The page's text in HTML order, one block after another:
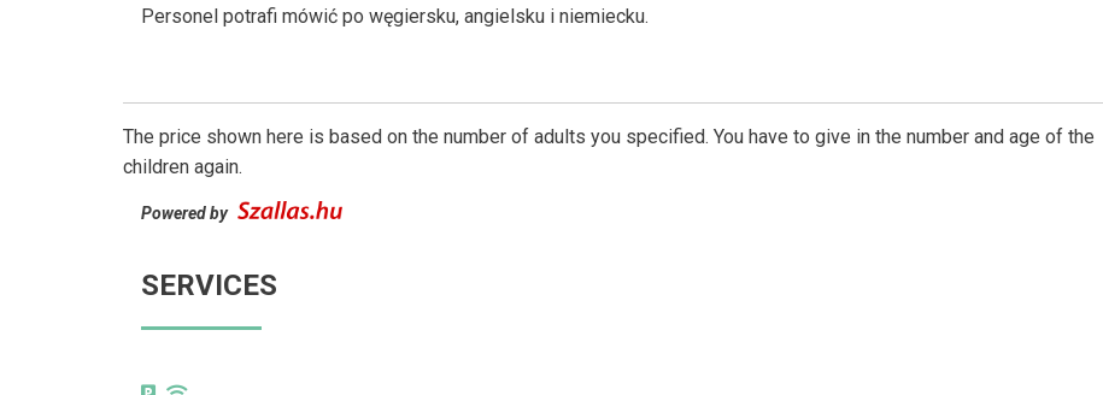
Personel potrafi mówić po węgiersku, angielsku i niemiecku.
The price shown here is based on the number of adults you specified. You have to give in the number and age of the
children again.
Powered by
SERVICES